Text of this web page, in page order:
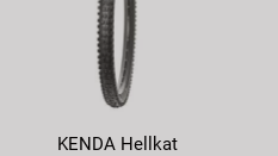
KENDA Hellkat